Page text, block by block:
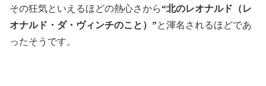
その狂気といえるほどの熱心さから“北のレオナルド（レ
オナルド・ダ・ヴィンチのこと）”と渾名されるほどであ
ったそうです。